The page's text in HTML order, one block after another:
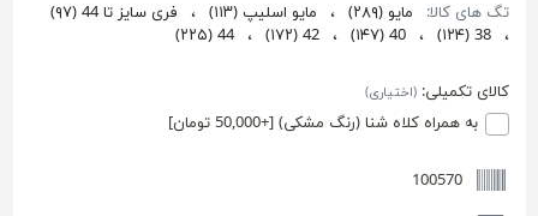
تگ های کالا: مایو(۲۸۹) ، مایو اسلیپ(۱۱۳) ، فری سایز تا 44
(۹۷)
،
38 (۱۲۴) ، 40 (۱۴۷) ، 42 (۱۷۲) ، 44 (۲۲۵)
کالای تکمیلی: (اختیاری)
به همراه کلاه شنا (رنگ مشکی) [+50,000 تومان]
100570